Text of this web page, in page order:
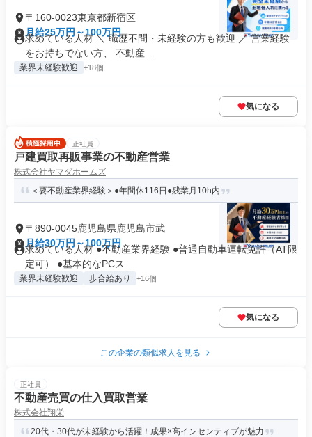
〒160-0023東京都新宿区
月給25万円～100万円
求めている人材 ＼ 職歴不問・未経験の方も歓迎 ／ 営業経験
をお持ちでない方、 不動産...
業界未経験歓迎 +18個
気になる
正社員
戸建買取再販事業の不動産営業
株式会社ヤマダホームズ
＜要不動産業界経験＞●年間休116日●残業月10h内
〒890-0045鹿児島県鹿児島市武
月給30万円～100万円
求めている人材 ●不動産業界経験 ●普通自動車運転免許（AT限
定可） ●基本的なPCス...
業界未経験歓迎 歩合給あり +16個
気になる
この企業の類似求人を見る
正社員
不動産売買の仕入買取営業
株式会社翔栄
20代・30代が未経験から活躍！成果×高インセンティブが魅力